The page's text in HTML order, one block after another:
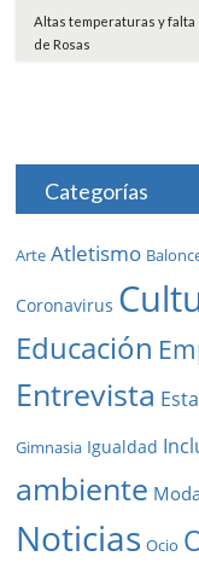
Altas temperaturas y falta
de Rosas
Categorías
Arte Atletismo
Coronavirus
Educación
Entrevista
Gimnasia Igualdad
ambiente
Noticias Ocio